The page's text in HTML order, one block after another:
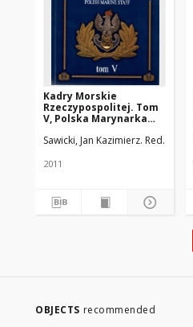
Kadry Morskie
Rzeczypospolitej. Tom
V, Polska Marynarka
Dokumentacja
kadrowa oficerów,
Sawicki, Jan Kazimierz. Red.
2011
OBJECTS recommended